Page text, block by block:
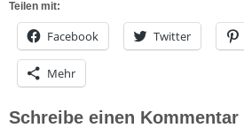
Teilen mit:
Facebook Twitter
Mehr
Schreibe einen Kommentar